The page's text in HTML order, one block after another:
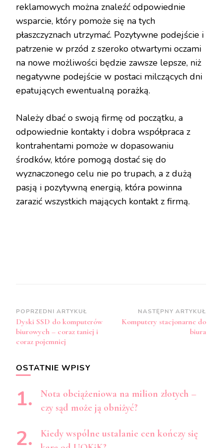
reklamowych można znaleźć odpowiednie
wsparcie, który pomoże się na tych
płaszczyznach utrzymać. Pozytywne podejście i
patrzenie w przód z szeroko otwartymi oczami
na nowe możliwości będzie zawsze lepsze, niż
negatywne podejście w postaci milczących dni
epatujących ewentualną porażką.
Należy dbać o swoją firmę od początku, a
odpowiednie kontakty i dobra współpraca z
kontrahentami pomoże w dopasowaniu
środków, które pomogą dostać się do
wyznaczonego celu nie po trupach, a z dużą
pasją i pozytywną energią, która powinna
zarazić wszystkich mających kontakt z firmą.
Zobacz
wpisy
POPRZEDNI ARTYKUŁ
Dyski SSD do komputerów
biurowych – coraz taniej i
coraz pojemniej
NASTĘPNY ARTYKUŁ
Komputery stacjonarne do
biura
OSTATNIE WPISY
Nota obciążeniowa na milion złotych –
czy sąd może ją obniżyć?
Kiedy wspólne ustalanie cen kończy się